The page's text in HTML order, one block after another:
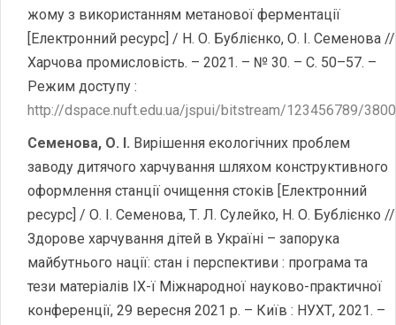
жому з використанням метанової ферментації
[Електронний ресурс] / Н. О. Бублієнко, О. І. Семенова //
Харчова промисловість. – 2021. – № 30. – С. 50–57. –
Режим доступу :
http://dspace.nuft.edu.ua/jspui/bitstream/123456789/
Семенова, О. І. Вирішення екологічних проблем
заводу дитячого харчування шляхом конструктивного
оформлення станції очищення стоків [Електронний
ресурс] / О. І. Семенова, Т. Л. Сулейко, Н. О. Бублієнко //
Здорове харчування дітей в Україні – запорука
майбутнього нації: стан і перспективи : програма та
тези матеріалів ІХ-ї Міжнародної науково-практичної
конференції, 29 вересня 2021 р. – Київ : НУХТ, 2021. –